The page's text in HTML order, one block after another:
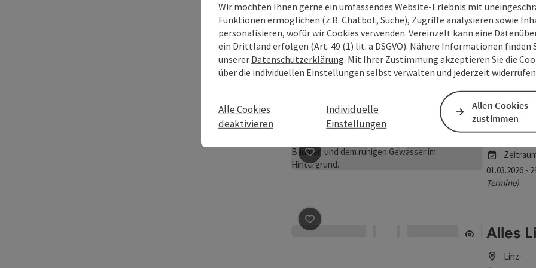
Angebot
29.07.2025 -
Termine)
Beitrag merken : Aktivtage- wo dein Auto Urlaub hat
01.03.2026 -
Termine)
Beitrag merken : Alles Liebe, oder was? Alles
Linz
Wir möchten Ihnen gerne ein umfassendes Website-Erlebnis mit
Funktionen ermöglichen (z.B. Chatbot, Suche), Zugriffe analysieren sowie
personalisieren, wofür wir Cookies verwenden. Vereinzelt kann eine
ein Drittland erfolgen (Art. 49 (1) lit. a DSGVO). Nähere Informationen finden
unserer Datenschutzerklärung. Mit Ihrer Zustimmung akzeptieren Sie die
über die individuellen Einstellungen selbst verwalten und jederzeit
Alle Cookies
deaktivieren
Individuelle
Einstellungen
Allen Cookies
zustimmen